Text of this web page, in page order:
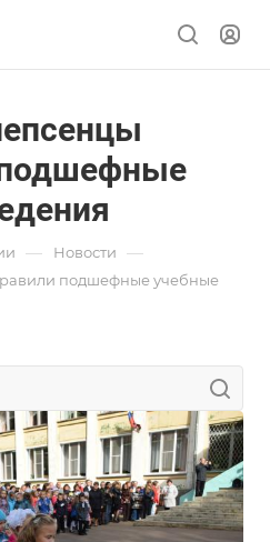
— Новости —
подшефные учебные